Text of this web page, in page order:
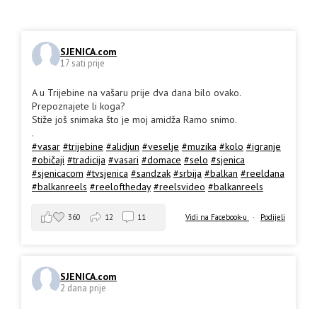
SJENICA.com
17 sati prije
A u Trijebine na vašaru prije dva dana bilo ovako.
Prepoznajete li koga?
Stiže još snimaka što je moj amidža Ramo snimo.
.
#vasar #trijebine #alidjun #veselje #muzika #kolo #igranje
#običaji #tradicija #vasari #domace #selo #sjenica
#sjenicacom #tvsjenica #sandzak #srbija #balkan #reeldana
#balkanreels #reeloftheday #reelsvideo #balkanreels
Vidi na Facebook-u · Podijeli
360 12 11
SJENICA.com
2 dana prije